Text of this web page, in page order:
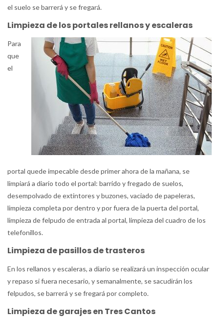
el suelo se barrerá y se fregará.
Limpieza de los portales rellanos y escaleras
Para
que
el
portal quede impecable desde primer ahora de la mañana, se
limpiará a diario todo el portal: barrido y fregado de suelos,
desempolvado de extintores y buzones, vaciado de papeleras,
limpieza completa por dentro y por fuera de la puerta del portal,
limpieza de felpudo de entrada al portal, limpieza del cuadro de los
telefonillos.
Limpieza de pasillos de trasteros
En los rellanos y escaleras, a diario se realizará un inspección ocular
y repaso si fuera necesario, y semanalmente, se sacudirán los
felpudos, se barrerá y se fregará por completo.
Limpieza de garajes en Tres Cantos